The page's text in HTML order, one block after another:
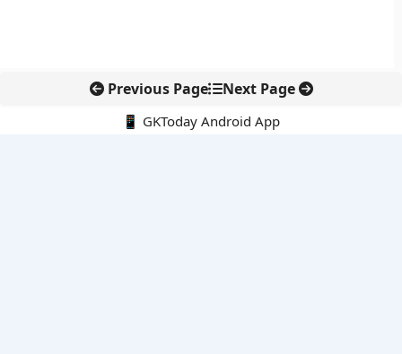
Previous Page Next Page
📱 GKToday Android App